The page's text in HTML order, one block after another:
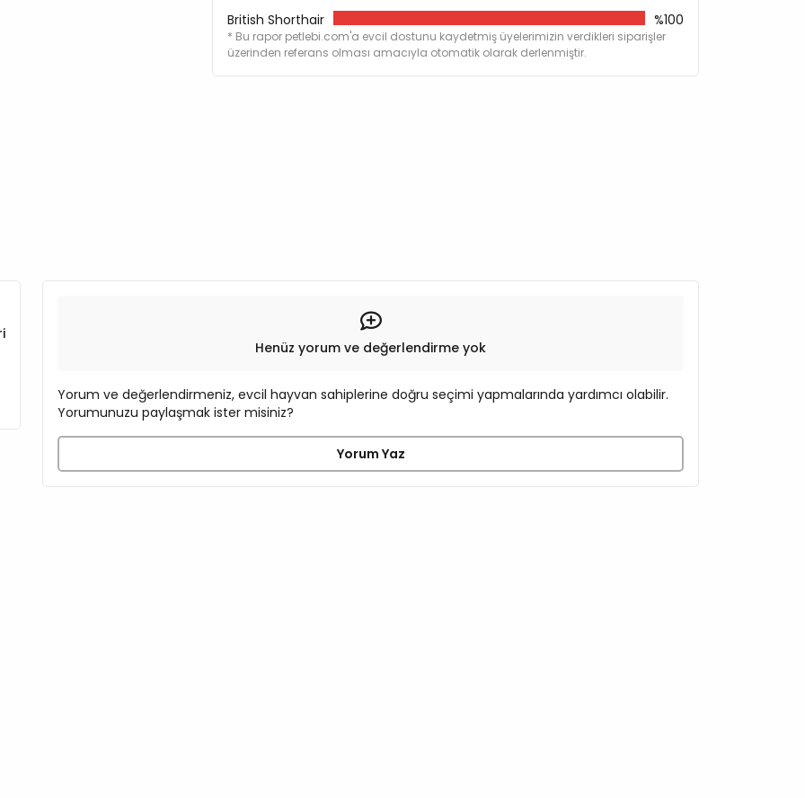
British Shorthair
%100
* Bu rapor petlebi.com'a evcil dostunu kaydetmiş üyelerimizin verdikleri siparişler
üzerinden referans olması amacıyla otomatik olarak derlenmiştir.
Henüz yorum ve değerlendirme yok
Yorum ve değerlendirmeniz, evcil hayvan sahiplerine doğru seçimi yapmalarında yardımcı olabilir.
Yorumunuzu paylaşmak ister misiniz?
Yorum Yaz